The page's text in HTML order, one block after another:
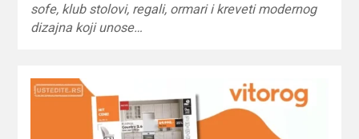
sofe, klub stolovi, regali, ormari i kreveti modernog
dizajna koji unose…